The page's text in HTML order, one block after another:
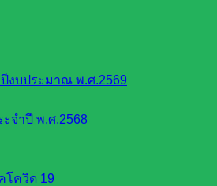
งบประมาณ พ.ศ.2569
จำปี พ.ศ.2568
โควิด 19